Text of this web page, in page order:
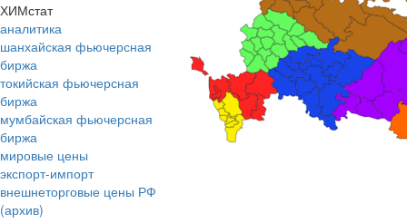
ХИМстат
аналитика
шанхайская фьючерсная
биржа
токийская фьючерсная
биржа
мумбайская фьючерсная
биржа
мировые цены
экспорт-импорт
внешнеторговые цены РФ
(архив)